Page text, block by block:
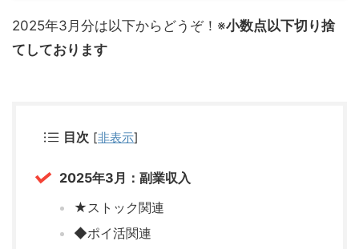
2025年3月分は以下からどうぞ！※小数点以下切り捨
てしております
目次 [非表示]
2025年3月：副業収入
★ストック関連
◆ポイ活関連